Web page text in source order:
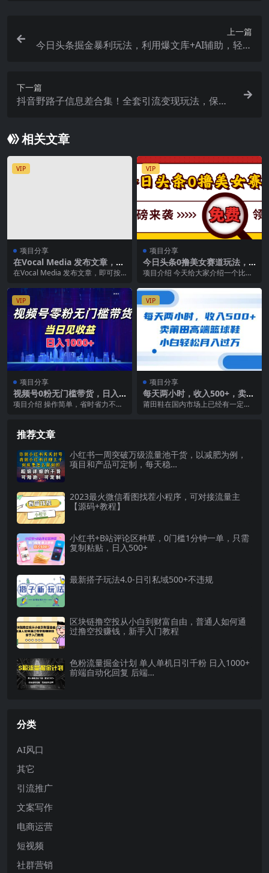
上一篇
今日头条掘金暴利玩法，利用爆文库+AI辅助，轻松
下一篇
抖音野路子信息差合集！全套引流变现玩法，保姆
相关文章
VIP
项目分享
在Vocal Media 发布文章，按
照浏览量赚钱 每单获利50到1
在Vocal Media 发布文章，即可按
VIP
项目分享
今日头条0撸美女赛道玩法，
一天轻松1000+，也可以分发
项目介绍 今天给大家介绍一个比较
赛道在头条特别吃香...
VIP
项目分享
视频号0粉无门槛带货，日入1
000+，当天见收益
项目介绍 操作简单，省时省力不需
VIP
项目分享
每天两小时，收入500+，卖莆
田高端篮球鞋，小白轻松月入
莆田鞋在国内市场上已经有一定的
推荐文章
小红书一周突破万级流量池干货，以减肥为例，
项目和产品可定制，每天稳…
2023最火微信看图找茬小程序，可对接流量主
【源码+教程】
小红书+B站评论区种草，0门槛1分钟一单，只需
复制粘贴，日入500+
最新搭子玩法4.0-日引私域500+不违规
区块链撸空投从小白到财富自由，普通人如何通
过撸空投赚钱，新手入门教程
色粉流量掘金计划 单人单机日引千粉 日入1000+
前端自动化回复 后端…
分类
AI风口
其它
引流推广
文案写作
电商运营
短视频
社群营销